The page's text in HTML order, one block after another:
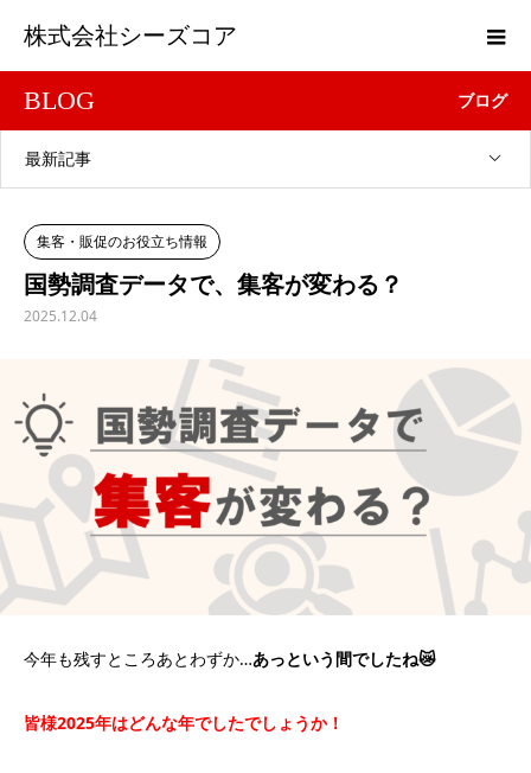
株式会社シーズコア
BLOG ブログ
最新記事
集客・販促のお役立ち情報
国勢調査データで、集客が変わる？
2025.12.04
今年も残すところあとわずか…あっという間でしたね😿
皆様2025年はどんな年でしたでしょうか！